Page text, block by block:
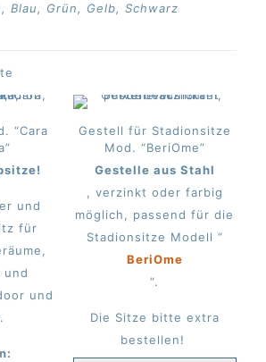
Blau, Grün, Gelb, Schwarz
“Cara
und
für
und
und
Gestell für Stadionsitze
Mod. “BeriOme”
Gestelle aus Stahl
, verzinkt oder farbig
möglich, passend für die
Stadionsitze Modell “
BeriOme
“.
Die Sitze bitte extra
bestellen!